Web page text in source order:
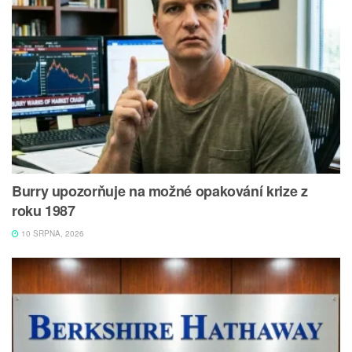
Burry upozorňuje na možné opakování krize z
roku 1987
10 SRPNA, 2026